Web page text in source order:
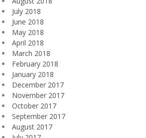
July 2018
June 2018
May 2018
April 2018
March 2018
February 2018
January 2018
December 2017
November 2017
October 2017
September 2017
August 2017